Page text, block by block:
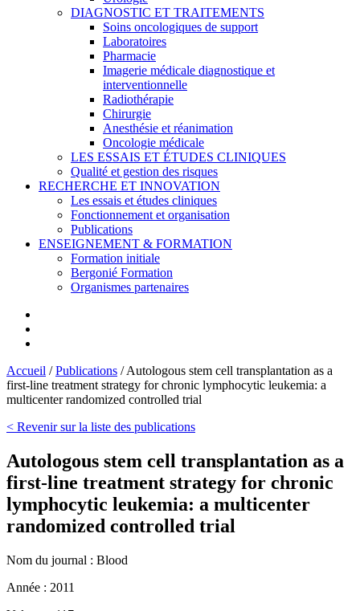
DIAGNOSTIC ET TRAITEMENTS
Soins oncologiques de support
Laboratoires
Pharmacie
Imagerie médicale diagnostique et
interventionnelle
Radiothérapie
Chirurgie
Anesthésie et réanimation
Oncologie médicale
LES ESSAIS ET ÉTUDES CLINIQUES
Qualité et gestion des risques
RECHERCHE ET INNOVATION
Les essais et études cliniques
Fonctionnement et organisation
Publications
ENSEIGNEMENT & FORMATION
Formation initiale
Bergonié Formation
Organismes partenaires
Accueil /Publications /Autologous stem cell transplantation as a
first-line treatment strategy for chronic lymphocytic leukemia: a
multicenter randomized controlled trial
< Revenir sur la liste des publications
Autologous stem cell transplantation as a
first-line treatment strategy for chronic
lymphocytic leukemia: a multicenter
randomized controlled trial
Nom du journal : Blood
Année : 2011